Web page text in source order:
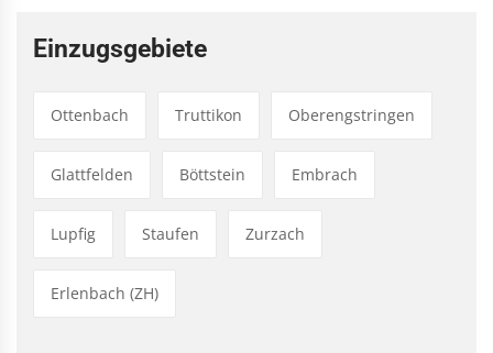
Einzugsgebiete
Ottenbach Truttikon Oberengstringen
Glattfelden Böttstein Embrach
Lupfig Staufen Zurzach
Erlenbach (ZH)